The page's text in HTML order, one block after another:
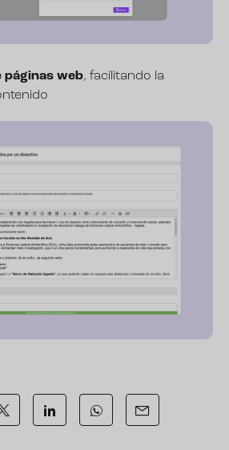
web, facilitando la